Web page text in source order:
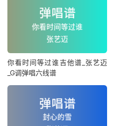
你看时间等过谁吉他谱_张艺迈
_G调弹唱六线谱